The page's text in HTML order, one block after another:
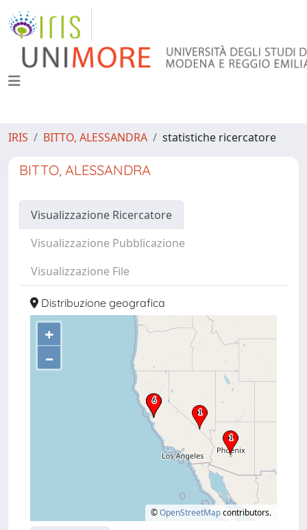
IRIS BITTO, ALESSANDRA statistiche ricercatore
BITTO, ALESSANDRA
Visualizzazione Ricercatore
Visualizzazione Pubblicazione
Visualizzazione File
Distribuzione geografica
+
–
©OpenStreetMapcontributors.